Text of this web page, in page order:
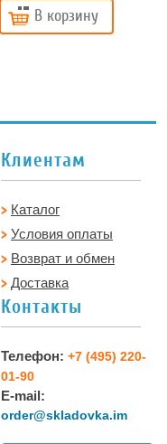
В корзину
Клиентам
Каталог
Условия оплаты
Возврат и обмен
Доставка
Контакты
Телефон: +7 (495) 220-
01-90
E-mail:
order@skladovka.im